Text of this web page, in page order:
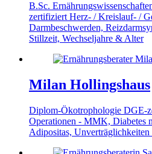
B.Sc.
zertifiziertHerz- / Kreislauf- /
Darmbeschwerden,
Stillzeit, Wechseljahre & Alter
Milan Hollingshaus
Diplom-Ökotrophologie DGE-
Operationen - MMK, Diabetes
Adipositas,